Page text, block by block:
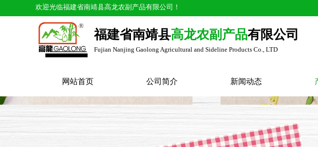
欢迎光临福建省南靖县高龙农副产品有限公司！
福建省南靖县高龙农副产品有限公司
Fujian Nanjing Gaolong Agricultural and Sideline Products Co., LTD
网站首页 公司简介 新闻动态